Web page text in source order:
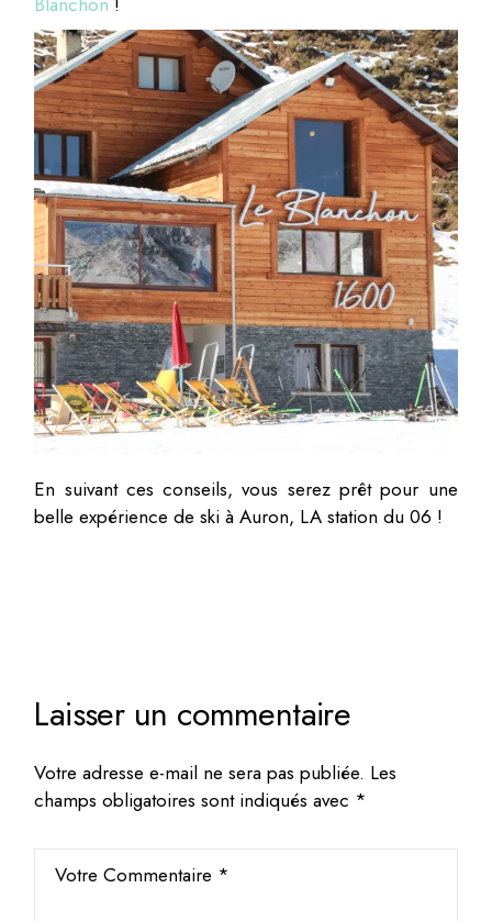
En suivant ces conseils, vous serez prêt pour une
belle expérience de ski à Auron, LA station du 06 !
Laisser un commentaire
Votre adresse e-mail ne sera pas publiée. Les
champs obligatoires sont indiqués avec *